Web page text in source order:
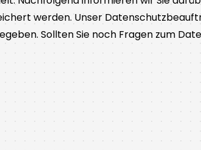
werden. Unser
Sollten Sie noch Fragen zum